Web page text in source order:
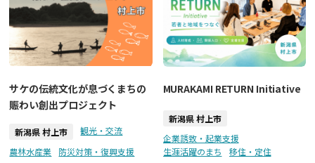
サケの伝統文化が息づくまちの
賑わい創出プロジェクト
新潟県 村上市
観光・交流
農林水産業
防災対策・復興支援
MURAKAMI RETURN Initiative
新潟県 村上市
企業誘致・起業支援
生涯活躍のまち
移住・定住